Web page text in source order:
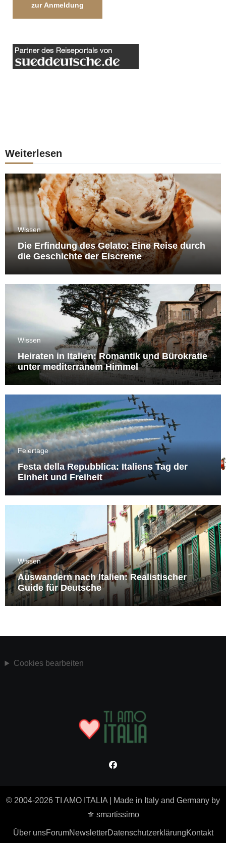
zur Anmeldung
Weiterlesen
Wissen
Die Erfindung des Gelato: Eine Reise durch
die Geschichte der Eiscreme
Wissen
Heiraten in Italien: Romantik und Bürokratie
unter mediterranem Himmel
Feiertage
Festa della Repubblica: Italiens Tag der
Einheit und Freiheit
Wissen
Auswandern nach Italien: Realistischer
Guide für Deutsche
Cookies bearbeiten
© 2004-2026 TI AMO ITALIA
Made in Italy and Germany by
⚜ smartissimo
Über unsForumNewsletterDatenschutzerklärungKontakt